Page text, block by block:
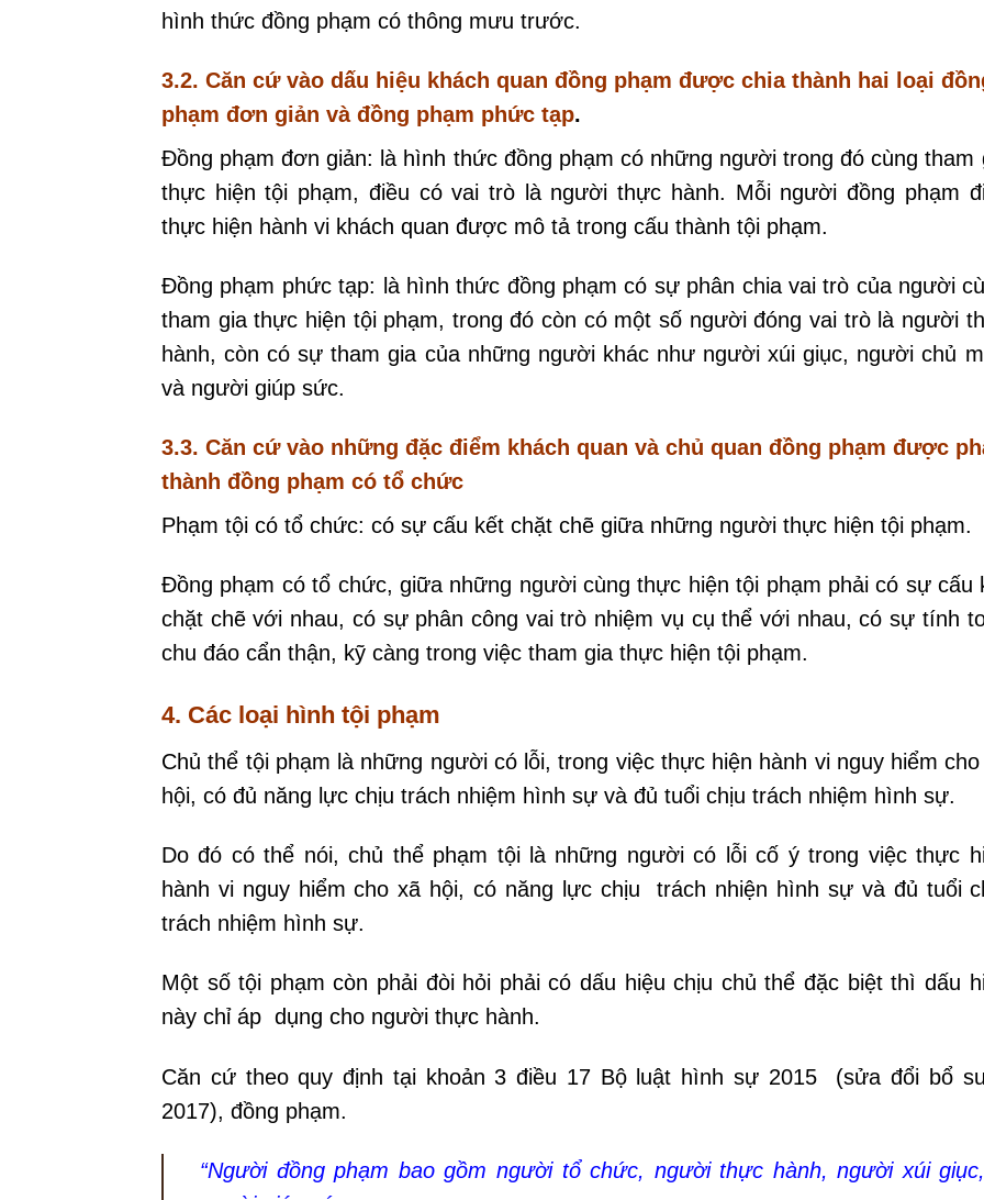
hình thức đồng phạm có thông mưu trước.
3.2. Căn cứ vào dấu hiệu khách quan đồng phạm được chia thành hai loại
phạm đơn giản và đồng phạm phức tạp.
Đồng phạm đơn giản: là hình thức đồng phạm có những người trong đó cùng tham
thực hiện tội phạm, điều có vai trò là người thực hành. Mỗi người đồng phạm
thực hiện hành vi khách quan được mô tả trong cấu thành tội phạm.
Đồng phạm phức tạp: là hình thức đồng phạm có sự phân chia vai trò của người
tham gia thực hiện tội phạm, trong đó còn có một số người đóng vai trò là người
hành, còn có sự tham gia của những người khác như người xúi giục, người chủ
và người giúp sức.
3.3. Căn cứ vào những đặc điểm khách quan và chủ quan đồng phạm được
thành đồng phạm có tổ chức
Phạm tội có tổ chức: có sự cấu kết chặt chẽ giữa những người thực hiện tội phạm.
Đồng phạm có tổ chức, giữa những người cùng thực hiện tội phạm phải có sự cấu
chặt chẽ với nhau, có sự phân công vai trò nhiệm vụ cụ thể với nhau, có sự tính
chu đáo cẩn thận, kỹ càng trong việc tham gia thực hiện tội phạm.
4. Các loại hình tội phạm
Chủ thể tội phạm là những người có lỗi, trong việc thực hiện hành vi nguy hiểm
hội, có đủ năng lực chịu trách nhiệm hình sự và đủ tuổi chịu trách nhiệm hình sự.
Do đó có thể nói, chủ thể phạm tội là những người có lỗi cố ý trong việc thực
hành vi nguy hiểm cho xã hội, có năng lực chịu trách nhiện hình sự và đủ tuổi
trách nhiệm hình sự.
Một số tội phạm còn phải đòi hỏi phải có dấu hiệu chịu chủ thể đặc biệt thì dấu
này chỉ áp dụng cho người thực hành.
Căn cứ theo quy định tại khoản 3 điều 17 Bộ luật hình sự 2015 (sửa đổi bổ
2017), đồng phạm.
“Người đồng phạm bao gồm người tổ chức, người thực hành, người xúi giục,